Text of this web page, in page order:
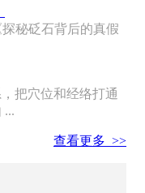
秘砭石背后的真假
把穴位和经络打通
...
查看更多 >>